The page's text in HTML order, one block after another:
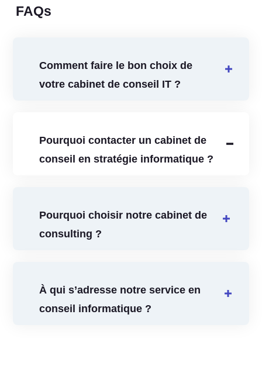
FAQs
Comment faire le bon choix de
votre cabinet de conseil IT ?
Pourquoi contacter un cabinet de
conseil en stratégie informatique ?
Pourquoi choisir notre cabinet de
consulting ?
À qui s’adresse notre service en
conseil informatique ?